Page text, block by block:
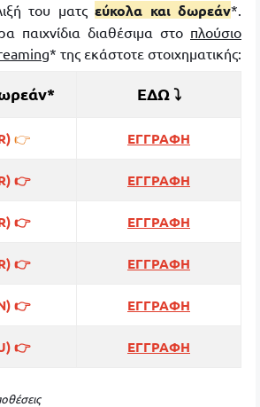
του ματςεύκολα και δωρεάν*.
παιχνίδια διαθέσιμα στο πλούσιο
* της εκάστοτε στοιχηματικής:
ΕΔΩ ⤵
👉 ΕΓΓΡΑΦΗ
👉 ΕΓΓΡΑΦΗ
👉 ΕΓΓΡΑΦΗ
👉 ΕΓΓΡΑΦΗ
👉 ΕΓΓΡΑΦΗ
👉 ΕΓΓΡΑΦΗ